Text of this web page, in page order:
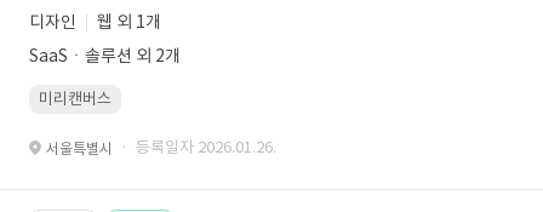
디자인
웹 외 1개
SaaSㆍ솔루션 외 2개
미리캔버스
서울특별시 · 등록일자 2026.01.26.